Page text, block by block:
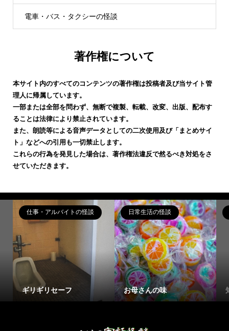
電車・バス・タクシーの怪談
著作権について
本サイト内のすべてのコンテンツの著作権は投稿者及び当サイト管
理人に帰属しています。
一部または全部を問わず、無断で複製、転載、改変、出版、配布す
ることは法律により禁止されています。
また、朗読等による音声データとしての二次使用及び「まとめサイ
ト」などへの引用も一切禁止します。
これらの行為を発見した場合は、著作権法違反で然るべき対処をさ
せていただきます。
仕事・アルバイトの怪談
ギリギリセーフ
日常生活の怪談
お母さんの味